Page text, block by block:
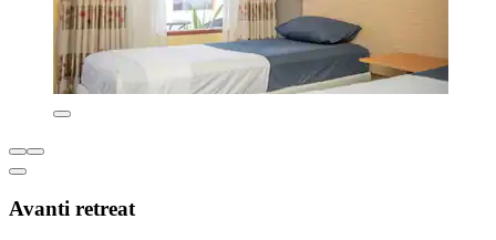
Avanti retreat